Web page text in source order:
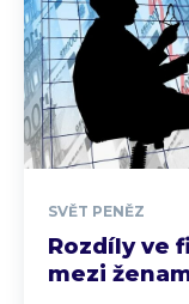
SVĚT PENĚZ
Rozdíly ve
mezi